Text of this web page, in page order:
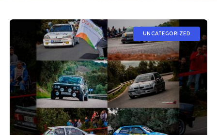
UNCATEGORIZED